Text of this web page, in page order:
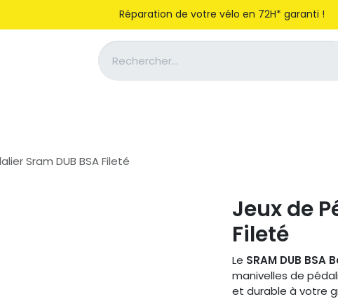
Réparation de votre vélo en 72H* garanti !
Sram DUB BSA Fileté
Jeux de
Fileté
Le SRAM DUB
manivelles de
et durable à votre